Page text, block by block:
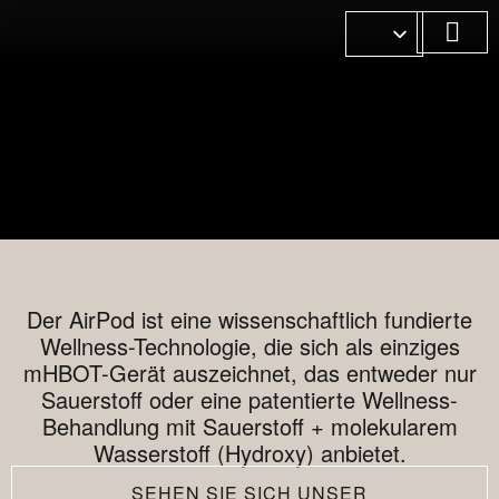
Der AirPod ist eine wissenschaftlich fundierte
Wellness-Technologie, die sich als einziges
mHBOT-Gerät auszeichnet, das entweder nur
Sauerstoff oder eine patentierte Wellness-
Behandlung mit Sauerstoff + molekularem
Wasserstoff (Hydroxy) anbietet.
SEHEN SIE SICH UNSER